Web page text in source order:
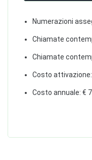
Numerazioni
Chiamate
Chiamate
Costo attivazione:
Costo annuale: €